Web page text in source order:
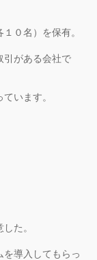
０名）を保有。
引がある会社で
います。
た。
導入してもらっ